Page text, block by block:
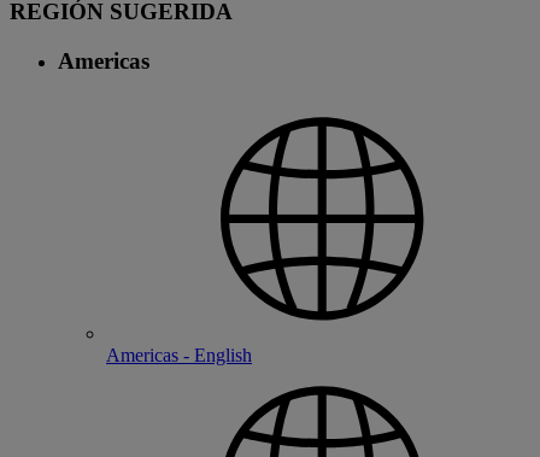
REGIÓN SUGERIDA
Americas
Americas - English